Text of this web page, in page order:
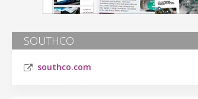
SOUTHCO
southco.com